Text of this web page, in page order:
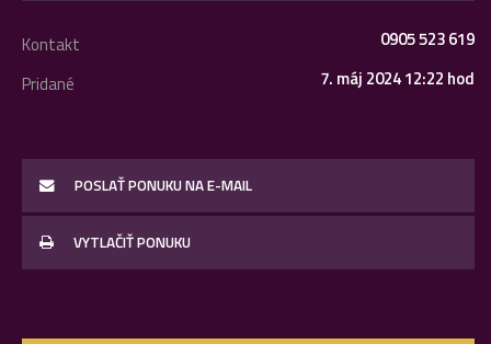
Kontakt
0905 523 619
Pridané
7. máj 2024 12:22 hod
POSLAŤ PONUKU NA E-MAIL
VYTLAČIŤ PONUKU